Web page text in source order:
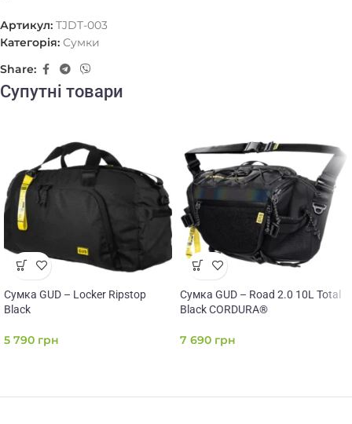
Артикул: TJDT-003
Категорія: Сумки
Share:
Супутні товари
Сумка GUD – Locker Ripstop
Black
5 790 грн
Сумка GUD – Road 2.0 10L Total
Black CORDURA®
7 690 грн